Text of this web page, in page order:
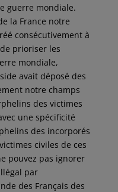
guerre mondiale.
la France notre
consécutivement à
prioriser les
mondiale,
avait déposé des
notre champs
des victimes
une spécificité
des incorporés
civiles de ces
pouvez pas ignorer
par
des Français des